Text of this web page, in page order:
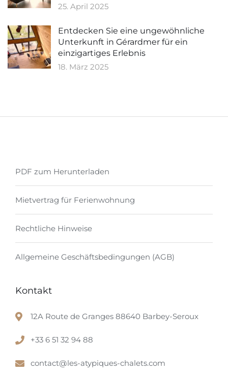
25. April 2025
Entdecken Sie eine ungewöhnliche
Unterkunft in Gérardmer für ein
einzigartiges Erlebnis
18. März 2025
PDF zum Herunterladen
Mietvertrag für Ferienwohnung
Rechtliche Hinweise
Allgemeine Geschäftsbedingungen (AGB)
Kontakt
12A Route de Granges 88640 Barbey-Seroux
+33 6 51 32 94 88
contact@les-atypiques-chalets.com